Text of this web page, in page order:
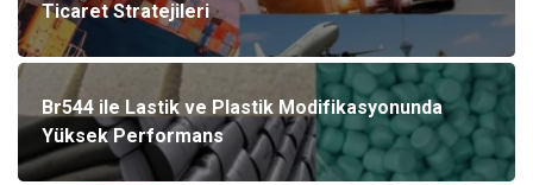
Ticaret Stratejileri
Br544 ile Lastik ve Plastik Modifikasyonunda
Yüksek Performans